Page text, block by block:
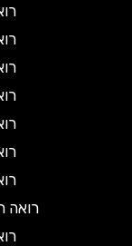
רואה
רואה
רואה
רואה
רואה
רואה
רואה
רואה
רואה